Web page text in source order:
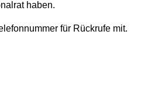
haben.
für Rückrufe mit.